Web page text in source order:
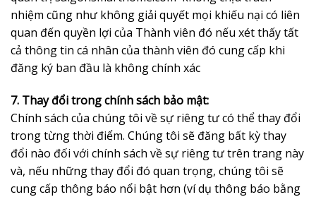
nhiệm cũng như không giải quyết mọi khiếu nại có liên
quan đến quyền lợi của Thành viên đó nếu xét thấy tất
cả thông tin cá nhân của thành viên đó cung cấp khi
đăng ký ban đầu là không chính xác
7. Thay đổi trong chính sách bảo mật:
Chính sách của chúng tôi về sự riêng tư có thể thay đổi
trong từng thời điểm. Chúng tôi sẽ đăng bất kỳ thay
đổi nào đối với chính sách về sự riêng tư trên trang này
và, nếu những thay đổi đó quan trọng, chúng tôi sẽ
cung cấp thông báo nổi bật hơn (ví dụ thông báo bằng